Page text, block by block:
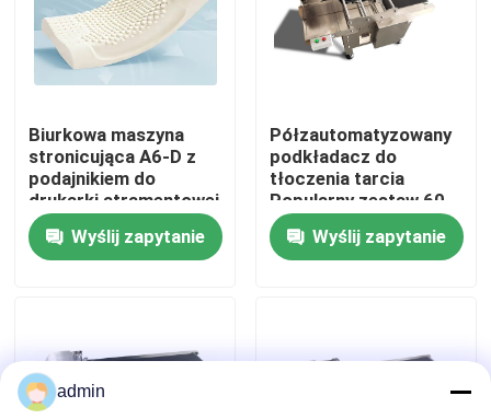
Wycieczka po fabryce
Kontrola jakości
Skontaktuj się z nami
Poproś o wycenę
Biurkowa maszyna
stronicująca A6-D z
podajnikiem do
drukarki atramentowej
i laserowej
Wyślij zapytanie
Półzautomatyzowany
podkładacz do
tłoczenia tarcia
Popularny zestaw 60-
600 sztuk/min
Wyślij zapytanie
admin